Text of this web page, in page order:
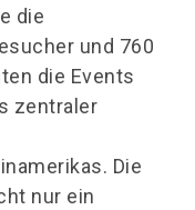
die
und 760
die Events
zentraler
Die
nur ein